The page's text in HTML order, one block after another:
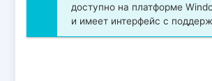
доступно на платформе
и имеет интерфейс с